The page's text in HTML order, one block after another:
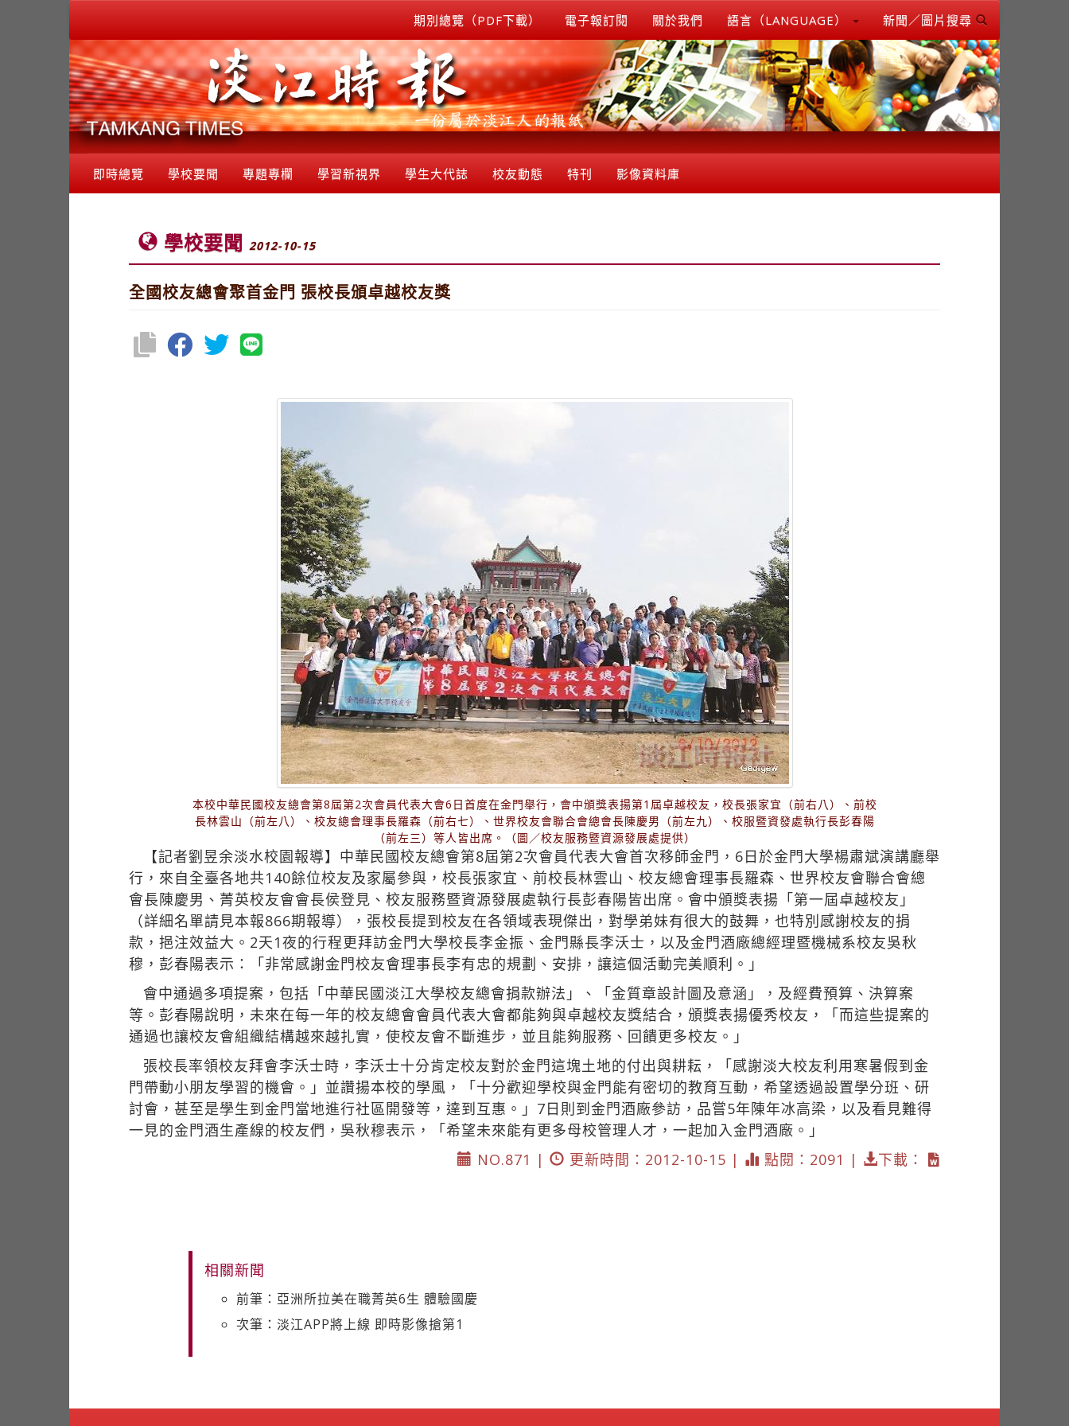
期別總覽（PDF下載） 電子報訂閱 關於我們 語言（LANGUAGE） 新聞／圖片搜尋
即時總覽 學校要聞 專題專欄 學習新視界 學生大代誌 校友動態 特刊 影像資料庫
學校要聞 2012-10-15
全國校友總會聚首金門 張校長頒卓越校友獎
本校中華民國校友總會第8屆第2次會員代表大會6日首度在金門舉行，會中頒獎表揚第1屆卓越校友，校長張家宜（前右八）、前校
長林雲山（前左八）、校友總會理事長羅森（前右七）、世界校友會聯合會總會長陳慶男（前左九）、校服暨資發處執行長彭春陽
（前左三）等人皆出席。（圖／校友服務暨資源發展處提供）
【記者劉昱余淡水校園報導】中華民國校友總會第8屆第2次會員代表大會首次移師金門，6日於金門大學楊肅斌演講廳舉
行，來自全臺各地共140餘位校友及家屬參與，校長張家宜、前校長林雲山、校友總會理事長羅森、世界校友會聯合會總
會長陳慶男、菁英校友會會長侯登見、校友服務暨資源發展處執行長彭春陽皆出席。會中頒獎表揚「第一屆卓越校友」
（詳細名單請見本報866期報導），張校長提到校友在各領域表現傑出，對學弟妹有很大的鼓舞，也特別感謝校友的捐
款，挹注效益大。2天1夜的行程更拜訪金門大學校長李金振、金門縣長李沃士，以及金門酒廠總經理暨機械系校友吳秋
穆，彭春陽表示：「非常感謝金門校友會理事長李有忠的規劃、安排，讓這個活動完美順利。」
會中通過多項提案，包括「中華民國淡江大學校友總會捐款辦法」、「金質章設計圖及意涵」，及經費預算、決算案
等。彭春陽說明，未來在每一年的校友總會會員代表大會都能夠與卓越校友獎結合，頒獎表揚優秀校友，「而這些提案的
通過也讓校友會組織結構越來越扎實，使校友會不斷進步，並且能夠服務、回饋更多校友。」
張校長率領校友拜會李沃士時，李沃士十分肯定校友對於金門這塊土地的付出與耕耘，「感謝淡大校友利用寒暑假到金
門帶動小朋友學習的機會。」並讚揚本校的學風，「十分歡迎學校與金門能有密切的教育互動，希望透過設置學分班、研
討會，甚至是學生到金門當地進行社區開發等，達到互惠。」7日則到金門酒廠參訪，品嘗5年陳年冰高梁，以及看見難得
一見的金門酒生產線的校友們，吳秋穆表示，「希望未來能有更多母校管理人才，一起加入金門酒廠。」
NO.871 |
更新時間：2012-10-15 | 點閱：2091 | 下載：
相關新聞
前筆：亞洲所拉美在職菁英6生 體驗國慶
次筆：淡江APP將上線 即時影像搶第1